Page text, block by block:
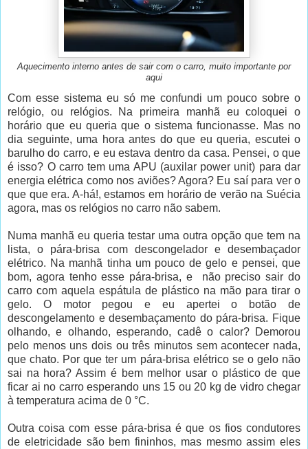
Aquecimento interno antes de sair com o carro, muito importante por
aqui
Com esse sistema eu só me confundi um pouco sobre o
relógio, ou relógios. Na primeira manhã eu coloquei o
horário que eu queria que o sistema funcionasse. Mas no
dia seguinte, uma hora antes do que eu queria, escutei o
barulho do carro, e eu estava dentro da casa. Pensei, o que
é isso? O carro tem uma APU (auxilar power unit) para dar
energia elétrica como nos aviões? Agora? Eu saí para ver o
que que era. A-há!, estamos em horário de verão na Suécia
agora, mas os relógios no carro não sabem.
Numa manhã eu queria testar uma outra opção que tem na
lista, o pára-brisa com descongelador e desembaçador
elétrico. Na manhã tinha um pouco de gelo e pensei, que
bom, agora tenho esse pára-brisa, e não preciso sair do
carro com aquela espátula de plástico na mão para tirar o
gelo. O motor pegou e eu apertei o botão de
descongelamento e desembaçamento do pára-brisa. Fique
olhando, e olhando, esperando, cadê o calor? Demorou
pelo menos uns dois ou três minutos sem acontecer nada,
que chato. Por que ter um pára-brisa elétrico se o gelo não
sai na hora? Assim é bem melhor usar o plástico de que
ficar ai no carro esperando uns 15 ou 20 kg de vidro chegar
à temperatura acima de 0 °C.
Outra coisa com esse pára-brisa é que os fios condutores
de eletricidade são bem fininhos, mas mesmo assim eles